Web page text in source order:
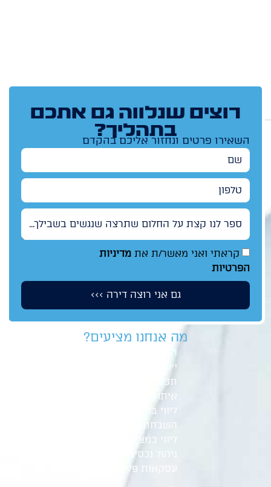
רוצים שנלווה גם אתכם
בתהליך?
השאירו פרטים ונחזור אליכם בהקדם
שם
טלפון
ספר לנו קצת על החלום שתרצה שנגשים בשבילך...
קראתי ואני מאשר/ת את מדיניות
הפרטיות
גם אני רוצה דירה >>>
מה אנחנו מציעים?
השקעות נדל"ן
ייעוץ משכנתא
תכנון פיננסי
איתור נכסים
ליווי בהסכם רכישה
השבחת נכסים
ליווי במציאת שוכר
ניהול נכסים
עסקאות פליפ